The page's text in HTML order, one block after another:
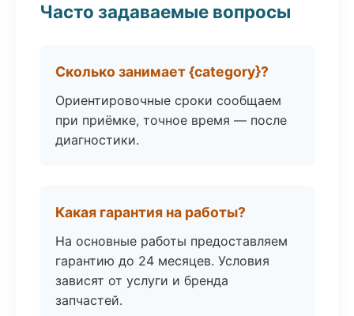
Часто задаваемые вопросы
Сколько занимает {category}?
Ориентировочные сроки сообщаем
при приёмке, точное время — после
диагностики.
Какая гарантия на работы?
На основные работы предоставляем
гарантию до 24 месяцев. Условия
зависят от услуги и бренда
запчастей.